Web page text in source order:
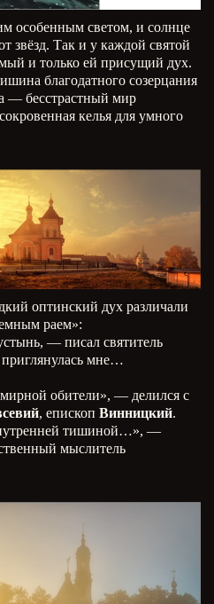
особенным светом, и солнце
звёзд. Так и у каждой святой
и только ей присущий дух.
благодатного созерцания
— бесстрастный мир
келья для умного
оптинский дух различали
раем»:
— писал святитель
мне…
обители», — делился с
, епископ Винницкий.
тишиной…», —
мыслитель